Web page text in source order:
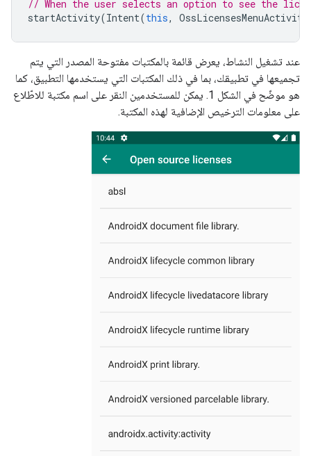
// When the user selects an option to see the
startActivity(Intent(this, OssLicensesMenuActivity
عند تشغيل النشاط، يعرض قائمة بالمكتبات مفتوحة المصدر التي يتم
تجميعها في تطبيقك، بما في ذلك المكتبات التي يستخدمها التطبيق، كما
هو موضّح في الشكل 1. يمكن للمستخدمين النقر على اسم مكتبة للاطّلاع
على معلومات الترخيص الإضافية لهذه المكتبة.